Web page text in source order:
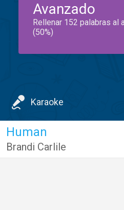
Avanzado
Rellenar 152 palabras al
(50%)
Karaoke
Human
Brandi Carlile